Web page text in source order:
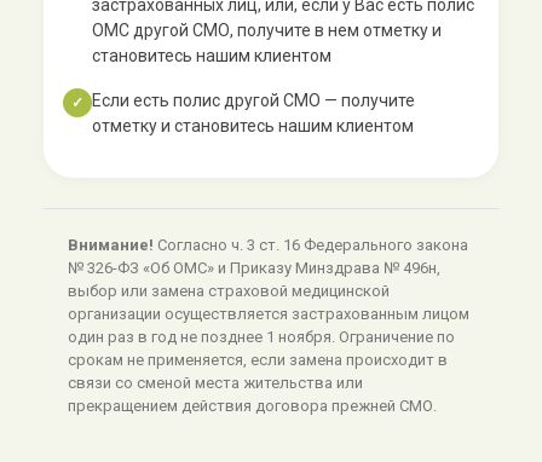
застрахованных лиц, или, если у Вас есть полис
ОМС другой СМО, получите в нем отметку и
становитесь нашим клиентом
✓
Если есть полис другой СМО — получите
отметку и становитесь нашим клиентом
Внимание! Согласно ч. 3 ст. 16 Федерального закона
№ 326-ФЗ «Об ОМС» и Приказу Минздрава № 496н,
выбор или замена страховой медицинской
организации осуществляется застрахованным лицом
один раз в год не позднее 1 ноября. Ограничение по
срокам не применяется, если замена происходит в
связи со сменой места жительства или
прекращением действия договора прежней СМО.